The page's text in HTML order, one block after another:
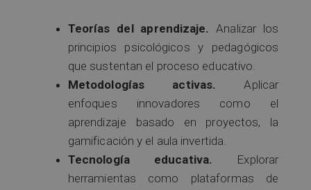
Teorías del aprendizaje.
Analizar los
principios psicológicos y pedagógicos
que sustentan el proceso educativo.
Metodologías activas.
Aplicar
enfoques innovadores como el
aprendizaje basado en proyectos, la
gamificación y el aula invertida.
Tecnología educativa.
Explorar
herramientas como plataformas de